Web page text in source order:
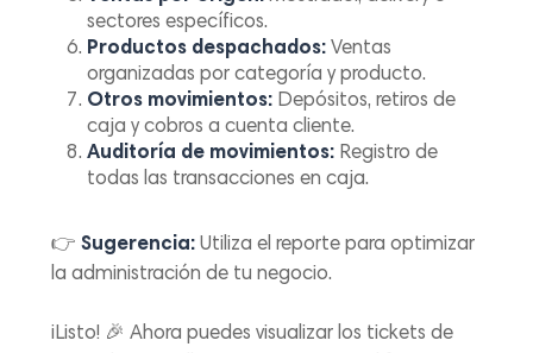
sectores específicos.
Productos despachados: Ventas
organizadas por categoría y producto.
Otros movimientos: Depósitos, retiros de
caja y cobros a cuenta cliente.
Auditoría de movimientos: Registro de
todas las transacciones en caja.
👉Sugerencia: Utiliza el reporte para optimizar
la administración de tu negocio.
¡Listo! 🎉 Ahora puedes visualizar los tickets de